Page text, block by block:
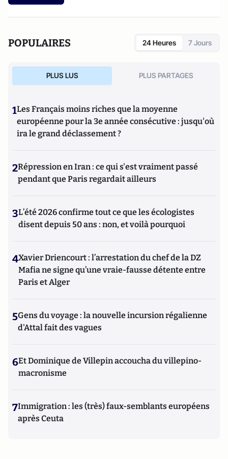
POPULAIRES 24 Heures 7 Jours
PLUS LUS PLUS PARTAGES
1Les Français moins riches que la moyenne
européenne pour la 3e année consécutive : jusqu'où
ira le grand déclassement ?
2Répression en Iran : ce qui s'est vraiment passé
pendant que Paris regardait ailleurs
3L’été 2026 confirme tout ce que les écologistes
disent depuis 50 ans : non, et voilà pourquoi
4Xavier Driencourt : l’arrestation du chef de la DZ
Mafia ne signe qu’une vraie-fausse détente entre
Paris et Alger
5Gens du voyage : la nouvelle incursion régalienne
d'Attal fait des vagues
6Et Dominique de Villepin accoucha du villepino-
macronisme
7Immigration : les (très) faux-semblants européens
après Ceuta